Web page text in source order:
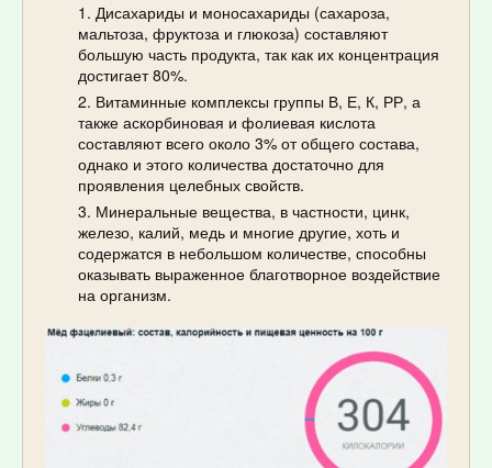
Дисахариды и моносахариды (сахароза,
мальтоза, фруктоза и глюкоза) составляют
большую часть продукта, так как их концентрация
достигает 80%.
Витаминные комплексы группы В, Е, К, РР, а
также аскорбиновая и фолиевая кислота
составляют всего около 3% от общего состава,
однако и этого количества достаточно для
проявления целебных свойств.
Минеральные вещества, в частности, цинк,
железо, калий, медь и многие другие, хоть и
содержатся в небольшом количестве, способны
оказывать выраженное благотворное воздействие
на организм.